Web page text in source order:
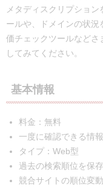
メタディスクリプショ
ールや、ドメインの状
価チェックツールなどさ
してみてください。
基本情報
料金：無料
一度に確認できる情
タイプ：Web型
過去の検索順位を保
競合サイトの順位変